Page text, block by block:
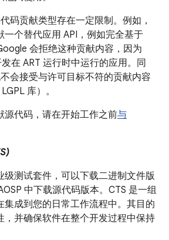
码贡献类型存在一定限制。例如，
一个替代应用 API，例如完全基于
会拒绝这种贡献内容，因为
在 ART 运行时中运行的应用。同
会接受与许可目标不符的贡献内容
库）。
源代码，请在开始工作之前与
级测试套件，可以下载二进制文件版
中下载源代码版本。CTS 是一组
集成到您的日常工作流程中。其目的
，并确保软件在整个开发过程中保持